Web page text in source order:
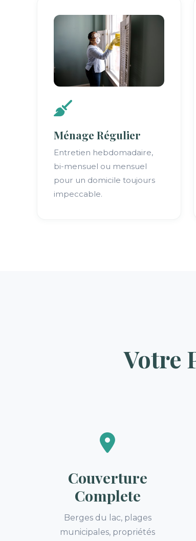
Ménage Régulier
Entretien hebdomadaire,
bi-mensuel ou mensuel
pour un domicile toujours
impeccable.
Votre
Couverture
Complete
Berges du lac, plages
municipales, propriétés